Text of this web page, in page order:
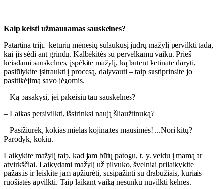
Kaip keisti užmaunamas sauskelnes?
Patartina trijų–keturių mėnesių sulaukusį judrų mažylį pervilkti tada,
kai jis sėdi ant grindų. Kalbėkitės su pervelkamu vaiku. Prieš
keisdami sauskelnes, įspėkite mažylį, ką būtent ketinate daryti,
pasiūlykite įsitraukti į procesą, dalyvauti – taip sustiprinsite jo
pasitikėjimą savo jėgomis.
– Ką pasakysi, jei pakeisiu tau sauskelnes?
– Laikas persivilkti, išsirinksi naują šliaužtinuką?
– Pasižiūrėk, kokias mielas kojinaites mausimės! ...Nori kitų?
Parodyk, kokių.
Laikykite mažylį taip, kad jam būtų patogu, t. y. veidu į mamą ar
atvirkščiai. Laikydami mažylį už pilvuko, švelniai prilaikykite
pažastis ir leiskite jam apžiūrėti, susipažinti su drabužiais, kuriais
ruošiatės apvilkti. Taip laikant vaiką nesunku nuvilkti kelnes.